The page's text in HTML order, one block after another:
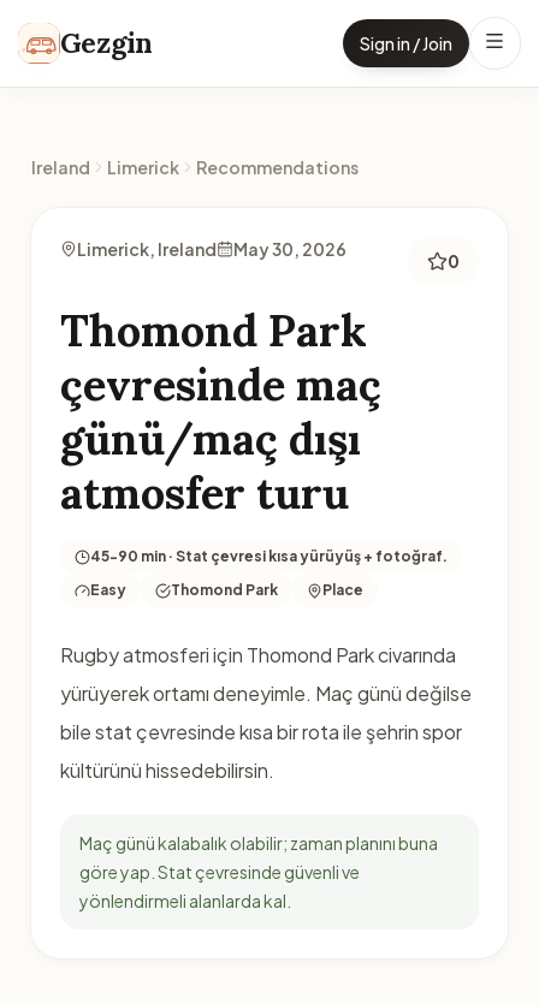
Gezgin Sign in / Join
Ireland Limerick Recommendations
Limerick, Ireland May 30, 2026
0
Thomond Park
çevresinde maç
günü/maç dışı
atmosfer turu
45-90 min · Stat çevresi kısa yürüyüş + fotoğraf.
Easy
Thomond Park Place
Rugby atmosferi için Thomond Park civarında
yürüyerek ortamı deneyimle. Maç günü değilse
bile stat çevresinde kısa bir rota ile şehrin spor
kültürünü hissedebilirsin.
Maç günü kalabalık olabilir; zaman planını buna
göre yap. Stat çevresinde güvenli ve
yönlendirmeli alanlarda kal.